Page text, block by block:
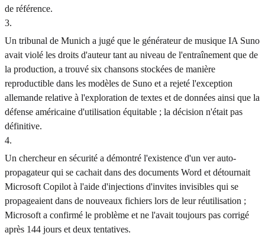
de référence.
3.
Un tribunal de Munich a jugé que le générateur de musique IA Suno
avait violé les droits d'auteur tant au niveau de l'entraînement que de
la production, a trouvé six chansons stockées de manière
reproductible dans les modèles de Suno et a rejeté l'exception
allemande relative à l'exploration de textes et de données ainsi que la
défense américaine d'utilisation équitable ; la décision n'était pas
définitive.
4.
Un chercheur en sécurité a démontré l'existence d'un ver auto-
propagateur qui se cachait dans des documents Word et détournait
Microsoft Copilot à l'aide d'injections d'invites invisibles qui se
propageaient dans de nouveaux fichiers lors de leur réutilisation ;
Microsoft a confirmé le problème et ne l'avait toujours pas corrigé
après 144 jours et deux tentatives.